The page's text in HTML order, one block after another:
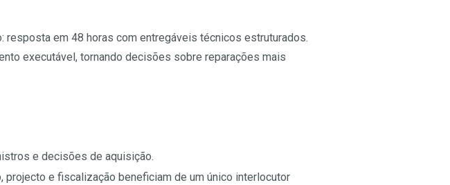
resposta em 48 horas com entregáveis técnicos estruturados.
executável, tornando decisões sobre reparações mais
e decisões de aquisição.
e fiscalização beneficiam de um único interlocutor